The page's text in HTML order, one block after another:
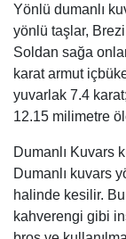
Yönlü dumanlı
yönlü taşlar,
Soldan sağa
karat armut
yuvarlak 7.4
12.15 milimetre
Dumanlı Kuvars
Dumanlı kuvars
halinde kesilir.
kahverengi gibi